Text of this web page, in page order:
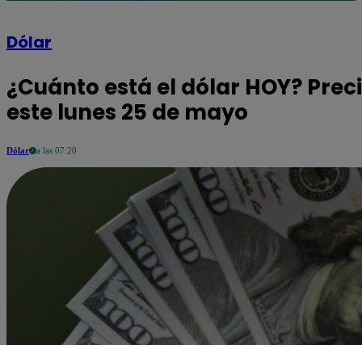
Dólar
¿Cuánto está el dólar HOY?
este lunes 25 de mayo
Dólar a las 07:20